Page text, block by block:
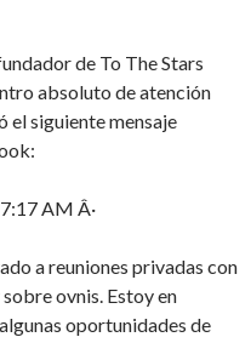
de To The Stars
absoluto de atención
el siguiente mensaje
AM Â·
a reuniones privadas con
ovnis. Estoy en
oportunidades de